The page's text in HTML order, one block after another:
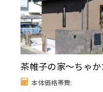
茶帷子の家～ちゃ
本体価格帯費: